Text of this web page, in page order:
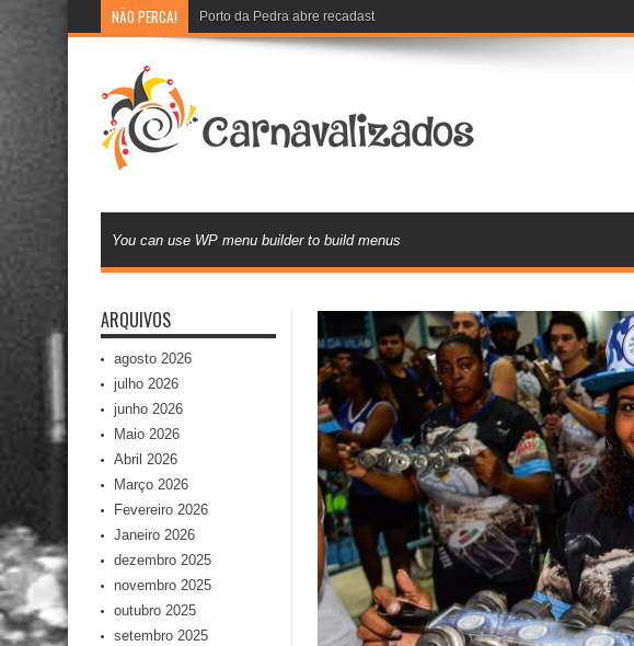
NÃO PERCA! Porto da Pedra abre recadastramento e cadastramento de componentes p
You can use WP menu builder to build menus
ARQUIVOS
agosto 2026
julho 2026
junho 2026
Maio 2026
Abril 2026
Março 2026
Fevereiro 2026
Janeiro 2026
dezembro 2025
novembro 2025
outubro 2025
setembro 2025